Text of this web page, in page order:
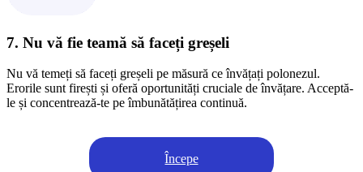
7. Nu vă fie teamă să faceți greșeli
Nu vă temeți să faceți greșeli pe măsură ce învățați polonezul.
Erorile sunt firești și oferă oportunități cruciale de învățare. Acceptă-
le și concentrează-te pe îmbunătățirea continuă.
Începe